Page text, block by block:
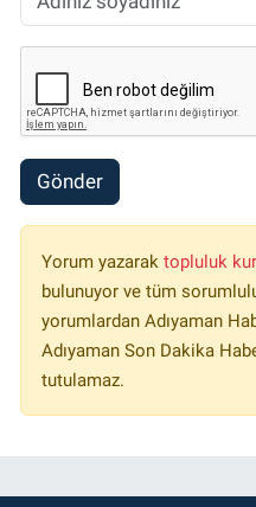
Gönder
Yorum yazarak topluluk
bulunuyor ve tüm
yorumlardan Adıyaman
Adıyaman Son Dakika
tutulamaz.